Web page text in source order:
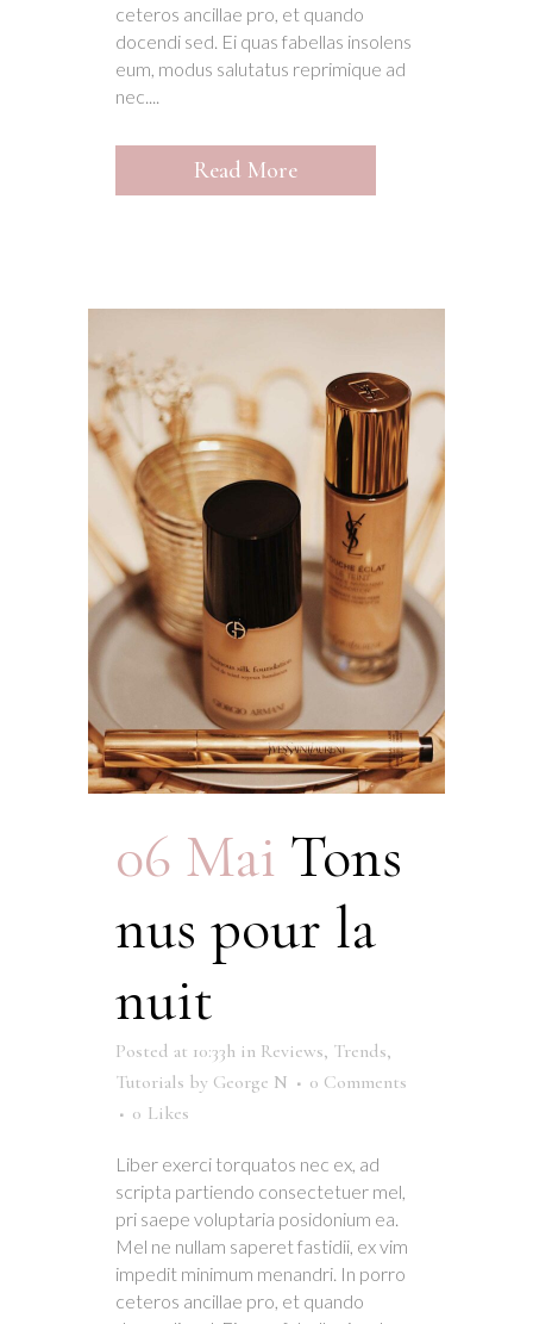
ceteros ancillae pro, et quando
docendi sed. Ei quas fabellas insolens
eum, modus salutatus reprimique ad
nec....
Read More
06 Mai Tons
nus pour la
nuit
Posted at 10:33h in Reviews, Trends,
Tutorials by George N
0 Comments
0 Likes
Liber exerci torquatos nec ex, ad
scripta partiendo consectetuer mel,
pri saepe voluptaria posidonium ea.
Mel ne nullam saperet fastidii, ex vim
impedit minimum menandri. In porro
ceteros ancillae pro, et quando